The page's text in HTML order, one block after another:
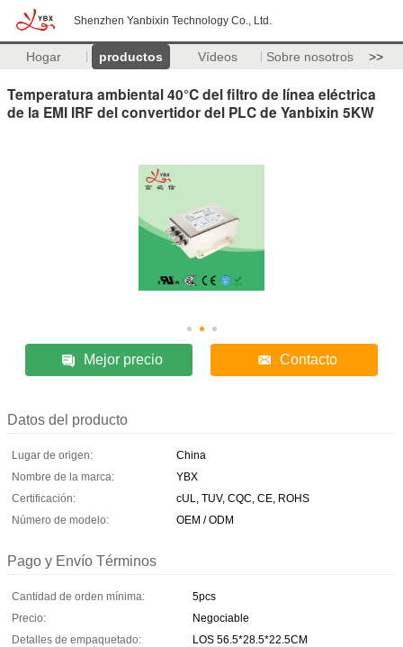
Shenzhen Yanbixin Technology Co., Ltd.
Hogar productos Vídeos Sobre nosotros >>
Temperatura ambiental 40°C del filtro de línea eléctrica
de la EMI IRF del convertidor del PLC de Yanbixin 5KW
Mejor precio Contacto
Datos del producto
Lugar de origen:
China
Nombre de la marca:
YBX
Certificación:
cUL, TUV, CQC, CE, ROHS
Número de modelo:
OEM / ODM
Pago y Envío Términos
Cantidad de orden mínima:
5pcs
Precio:
Negociable
Detalles de empaquetado:
LOS 56.5*28.5*22.5CM